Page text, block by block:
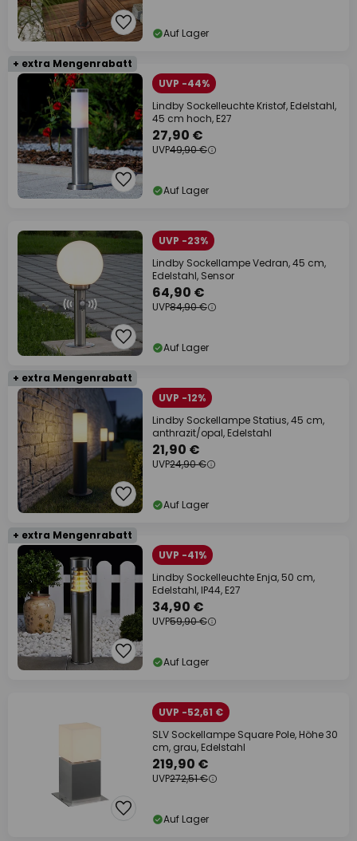
Auf Lager
+ extra Mengenrabatt
UVP -44%
Lindby Sockelleuchte Kristof, Edelstahl,
45 cm hoch, E27
27,90 €
UVP49,90 €
Auf Lager
UVP -23%
Lindby Sockellampe Vedran, 45 cm,
Edelstahl, Sensor
64,90 €
UVP84,90 €
Auf Lager
+ extra Mengenrabatt
UVP -12%
Lindby Sockellampe Statius, 45 cm,
anthrazit/opal, Edelstahl
21,90 €
UVP24,90 €
Auf Lager
+ extra Mengenrabatt
UVP -41%
Lindby Sockelleuchte Enja, 50 cm,
Edelstahl, IP44, E27
34,90 €
UVP59,90 €
Auf Lager
UVP -52,61 €
SLV Sockellampe Square Pole, Höhe 30
cm, grau, Edelstahl
219,90 €
UVP272,51 €
Auf Lager